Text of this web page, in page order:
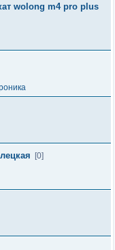
wolong m4 pro plus
[0]